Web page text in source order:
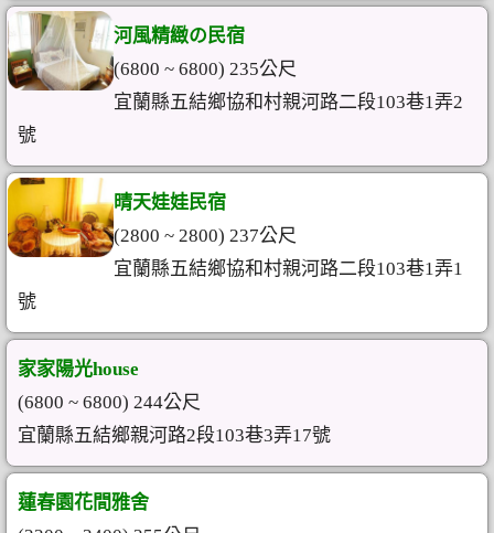
河風精緻の民宿
(6800 ~ 6800) 235公尺
宜蘭縣五結鄉協和村親河路二段103巷1弄2
號
晴天娃娃民宿
(2800 ~ 2800) 237公尺
宜蘭縣五結鄉協和村親河路二段103巷1弄1
號
家家陽光house
(6800 ~ 6800) 244公尺
宜蘭縣五結鄉親河路2段103巷3弄17號
蓮春園花間雅舍